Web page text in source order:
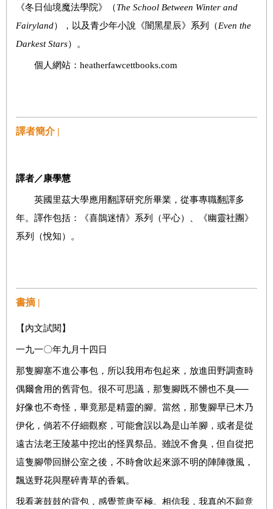
《冬日仙境魔法學院》（The School Between Winter and
Fairyland），以及青少年小說《闇黑星辰》系列（Even the
Darkest Stars）。
個人網站：heatherfawcettbooks.com
譯者簡介 |
譯者／康學慧
英國里茲大學應用翻譯研究所畢業，從事專職翻譯多
年。譯作包括：《喜鵲迷情》系列（平心）、《幽靈社團》
系列（悅知）。
書摘 |
【內文試閱】
一九一〇年九月十四日
那隻腳塞不進公事包，所以我用布包起來，放進田野調查時
偶爾會用的舊背包。很不可思議，那隻腳既不髒也不臭──
好像也不奇怪，畢竟那是精靈的腳。當然，那隻腳早已木乃
伊化，倘若不仔細觀察，可能會誤以為是山羊腳，或者是從
遠古法老王陵墓中挖出的怪異祭品。雖說不會臭，但自從把
這隻腳帶回辦公室之後，不時會吹起來源不明的陣陣微風，
飄送野花與壓碎青草的香氣。
我看著鼓鼓的背包，感覺荒唐至極。相信我，我真的不願意